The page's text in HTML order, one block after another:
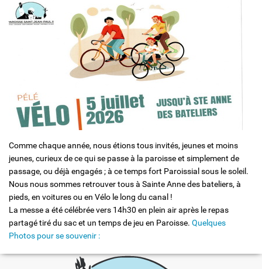
Solidarité et Mouvements
Comme chaque année, nous étions tous invités, jeunes et moins
jeunes, curieux de ce qui se passe à la paroisse et simplement de
passage, ou déjà engagés ; à ce temps fort Paroissial sous le soleil.
Nous nous sommes retrouver tous à Sainte Anne des bateliers, à
pieds, en voitures ou en Vélo le long du canal !
La messe a été célébrée vers 14h30 en plein air après le repas
partagé tiré du sac et un temps de jeu en Paroisse. Quelques
Photos pour se souvenir :